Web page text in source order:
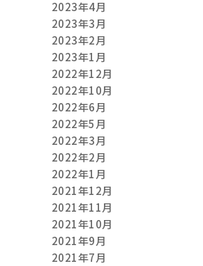
2023年4月
2023年3月
2023年2月
2023年1月
2022年12月
2022年10月
2022年6月
2022年5月
2022年3月
2022年2月
2022年1月
2021年12月
2021年11月
2021年10月
2021年9月
2021年7月